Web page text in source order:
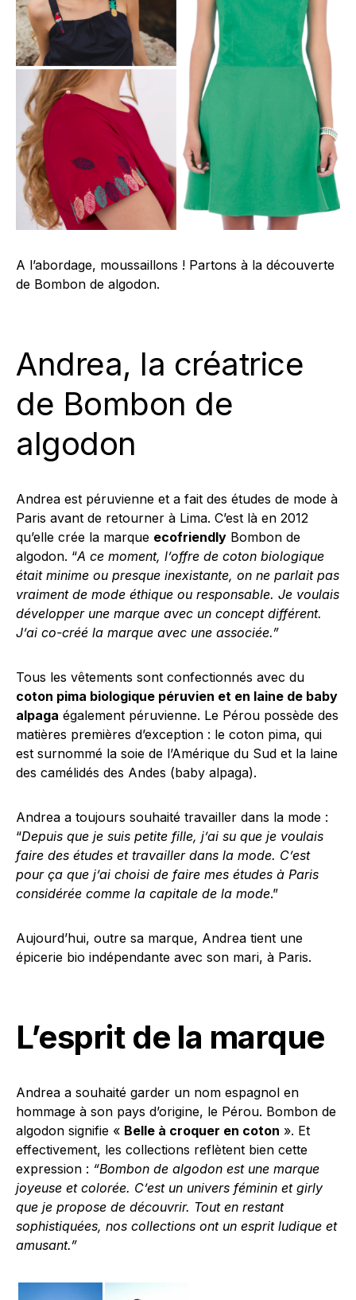
A l’abordage, moussaillons ! Partons à la découverte
de Bombon de algodon.
Andrea, la créatrice
de Bombon de
algodon
Andrea est péruvienne et a fait des études de mode à
Paris avant de retourner à Lima. C’est là en 2012
qu’elle crée la marque ecofriendly Bombon de
algodon. “A ce moment, l’offre de coton biologique
était minime ou presque inexistante, on ne parlait pas
vraiment de mode éthique ou responsable. Je voulais
développer une marque avec un concept différent.
J’ai co-créé la marque avec une associée.”
Tous les vêtements sont confectionnés avec du
coton pima biologique péruvien et en laine de baby
alpaga également péruvienne. Le Pérou possède des
matières premières d’exception : le coton pima, qui
est surnommé la soie de l’Amérique du Sud et la laine
des camélidés des Andes (baby alpaga).
Andrea a toujours souhaité travailler dans la mode :
“Depuis que je suis petite fille, j’ai su que je voulais
faire des études et travailler dans la mode. C’est
pour ça que j’ai choisi de faire mes études à Paris
considérée comme la capitale de la mode.”
Aujourd’hui, outre sa marque, Andrea tient une
épicerie bio indépendante avec son mari, à Paris.
L’esprit de la marque
Andrea a souhaité garder un nom espagnol en
hommage à son pays d’origine, le Pérou. Bombon de
algodon signifie « Belle à croquer en coton ». Et
effectivement, les collections reflètent bien cette
expression : “Bombon de algodon est une marque
joyeuse et colorée. C’est un univers féminin et girly
que je propose de découvrir. Tout en restant
sophistiquées, nos collections ont un esprit ludique et
amusant.”